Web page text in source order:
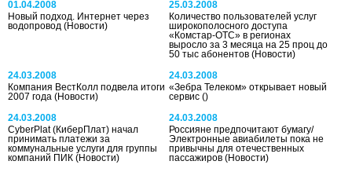
01.04.2008
Новый подход. Интернет через
водопровод (Новости)
25.03.2008
Количество пользователей услуг
широкополосного доступа
«Комстар-ОТС» в регионах
выросло за 3 месяца на 25 проц до
50 тыс абонентов(Новости)
24.03.2008
Компания ВестКолл подвела итоги
2007 года (Новости)
24.03.2008
«Зебра Телеком» открывает новый
сервис()
24.03.2008
CyberPlat (КиберПлат) начал
принимать платежи за
коммунальные услуги для группы
компаний ПИК (Новости)
24.03.2008
Россияне предпочитают бумагу/
Электронные авиабилеты пока не
привычны для отечественных
пассажиров(Новости)